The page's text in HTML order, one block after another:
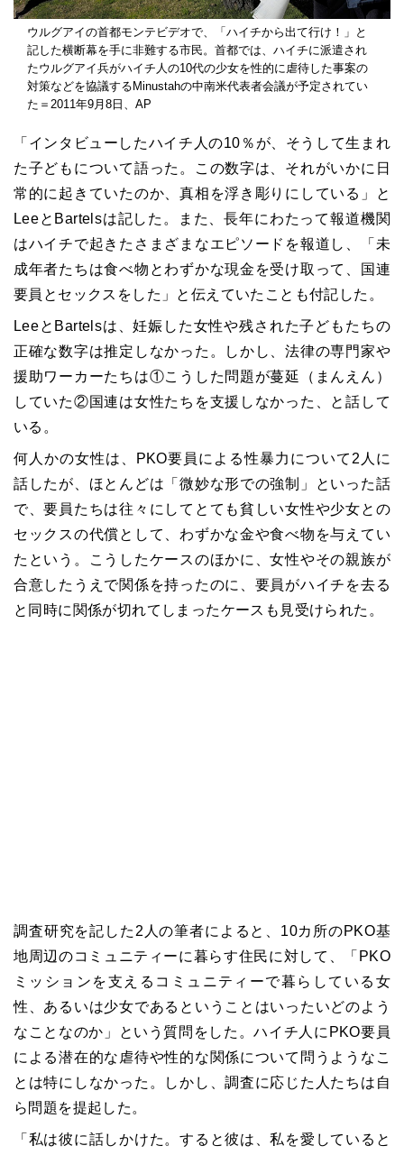
ウルグアイの首都モンテビデオで、「ハイチから出て行け！」と
記した横断幕を手に非難する市民。首都では、ハイチに派遣され
たウルグアイ兵がハイチ人の10代の少女を性的に虐待した事案の
対策などを協議するMinustahの中南米代表者会議が予定されてい
た＝2011年9月8日、AP
「インタビューしたハイチ人の10％が、そうして生まれ
た子どもについて語った。この数字は、それがいかに日
常的に起きていたのか、真相を浮き彫りにしている」と
LeeとBartelsは記した。また、長年にわたって報道機関
はハイチで起きたさまざまなエピソードを報道し、「未
成年者たちは食べ物とわずかな現金を受け取って、国連
要員とセックスをした」と伝えていたことも付記した。
LeeとBartelsは、妊娠した女性や残された子どもたちの
正確な数字は推定しなかった。しかし、法律の専門家や
援助ワーカーたちは①こうした問題が蔓延（まんえん）
していた②国連は女性たちを支援しなかった、と話して
いる。
何人かの女性は、PKO要員による性暴力について2人に
話したが、ほとんどは「微妙な形での強制」といった話
で、要員たちは往々にしてとても貧しい女性や少女との
セックスの代償として、わずかな金や食べ物を与えてい
たという。こうしたケースのほかに、女性やその親族が
合意したうえで関係を持ったのに、要員がハイチを去る
と同時に関係が切れてしまったケースも見受けられた。
調査研究を記した2人の筆者によると、10カ所のPKO基
地周辺のコミュニティーに暮らす住民に対して、「PKO
ミッションを支えるコミュニティーで暮らしている女
性、あるいは少女であるということはいったいどのよう
なことなのか」という質問をした。ハイチ人にPKO要員
による潜在的な虐待や性的な関係について問うようなこ
とは特にしなかった。しかし、調査に応じた人たちは自
ら問題を提起した。
「私は彼に話しかけた。すると彼は、私を愛していると